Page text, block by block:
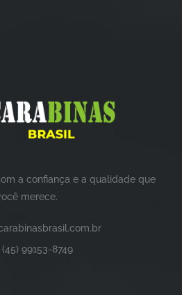
a confiança e a qualidade que
merece.
(45) 99153-8749